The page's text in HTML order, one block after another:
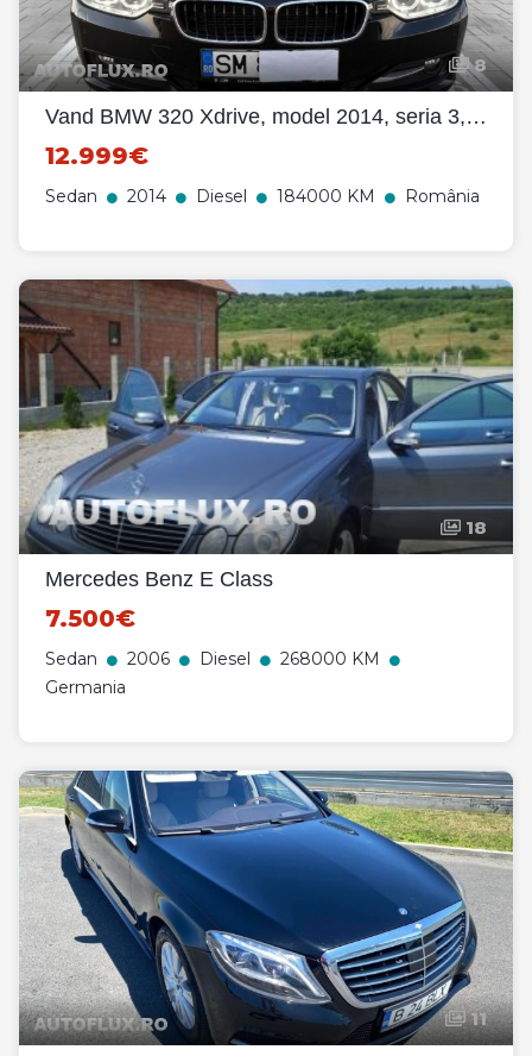
8
Vand BMW 320 Xdrive, model 2014, seria 3, 184 CP
12.999€
Sedan 2014 Diesel 184000 KM România
18
Mercedes Benz E Class
7.500€
Sedan 2006 Diesel
268000 KM
Germania
11